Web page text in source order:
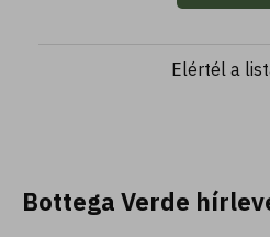
Elértél a
Bottega Verde